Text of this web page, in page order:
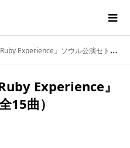
』ソウル公演セトリ（全15曲）
Experience』
15曲）